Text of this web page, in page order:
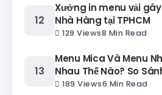
Xưởng in menu vải
Nhà Hàng tại TPHCM
129 Views8 Min Read
Menu Mica Và Menu
Nhau Thế Nào? So
189 Views6 Min Read